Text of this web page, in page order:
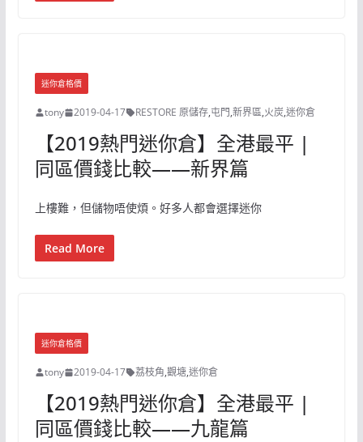
迷你倉格價
tony 2019-04-17 RESTORE 原儲存,屯門,新界區,火炭,迷你倉
【2019熱門迷你倉】全港最平 |
同區價錢比較——新界篇
上樓難，但儲物唔使煩。好多人都會選擇迷你
Read More
迷你倉格價
tony 2019-04-17 荔枝角,觀塘,迷你倉
【2019熱門迷你倉】全港最平 |
同區價錢比較——九龍篇